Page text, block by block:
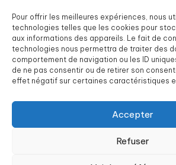
Pour offrir les meilleures expériences, nous
technologies telles que les cookies pour
aux informations des appareils. Le fait de
technologies nous permettra de traiter des
comportement de navigation ou les ID
de ne pas consentir ou de retirer son
effet négatif sur certaines caractéristiques
Accepter
Refuser
dg.seniors@groupe-sos.org
ARPAVIE est une association du